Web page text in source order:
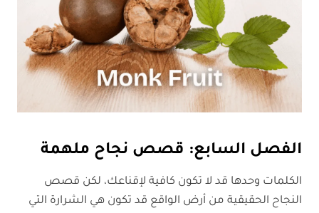
الفصل السابع: قصص نجاح ملهمة
الكلمات وحدها قد لا تكون كافية لإقناعك، لكن قصص
النجاح الحقيقية من أرض الواقع قد تكون هي الشرارة التي